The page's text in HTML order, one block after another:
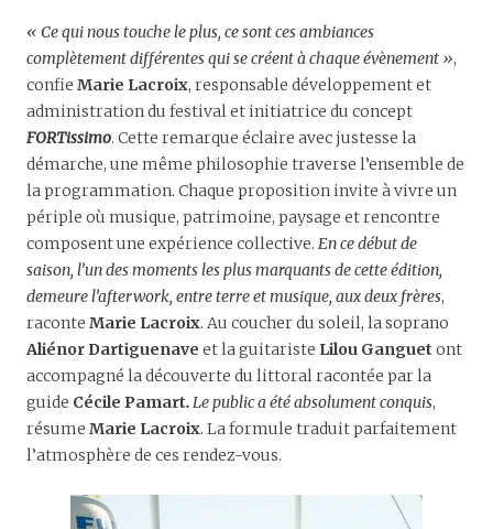
« Ce qui nous touche le plus, ce sont ces ambiances
complètement différentes qui se créent à chaque évènement »,
confie Marie Lacroix, responsable développement et
administration du festival et initiatrice du concept
FORTissimo. Cette remarque éclaire avec justesse la
démarche, une même philosophie traverse l’ensemble de
la programmation. Chaque proposition invite à vivre un
périple où musique, patrimoine, paysage et rencontre
composent une expérience collective. En ce début de
saison, l’un des moments les plus marquants de cette édition,
demeure l’afterwork, entre terre et musique, aux deux frères,
raconte Marie Lacroix. Au coucher du soleil, la soprano
Aliénor Dartiguenave et la guitariste Lilou Ganguet ont
accompagné la découverte du littoral racontée par la
guide Cécile Pamart.Le public a été absolument conquis,
résume Marie Lacroix. La formule traduit parfaitement
l’atmosphère de ces rendez-vous.